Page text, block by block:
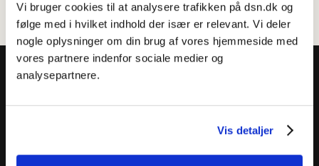
Vi bruger cookies til at analysere trafikken på dsn.dk og
følge med i hvilket indhold der især er relevant. Vi deler
nogle oplysninger om din brug af vores hjemmeside med
vores partnere indenfor sociale medier og
analysepartnere.
Vis detaljer